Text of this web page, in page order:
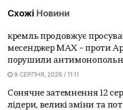
Схожі Новини
кремль продовжує
месенджер MAX – проти
порушили
9 СЕРПНЯ, 2026 / 11:11
Сонячне затемнення 12
лідери, великі зміни та